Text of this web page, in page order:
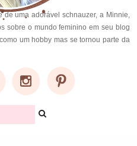
de uma adorável schnauzer, a Minnie,
sobre o mundo feminino em seu blog
um hobby mas se tornou parte da